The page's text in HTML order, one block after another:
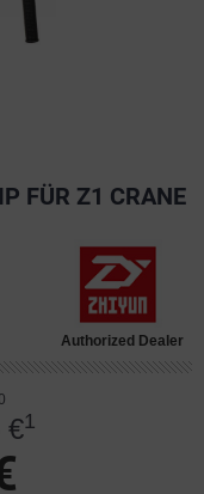
FÜR Z1 CRANE
Authorized Dealer
€1